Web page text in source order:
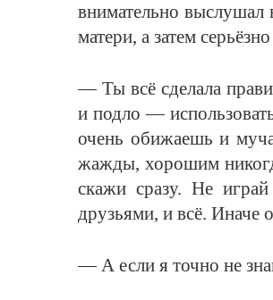
внимательно выслушал
матери, а затем
— Ты всё сделала
и подло —
очень обижаешь и
жажды, хорошим
скажи сразу. Не
друзьями, и всё. Иначе
— А если я точно не